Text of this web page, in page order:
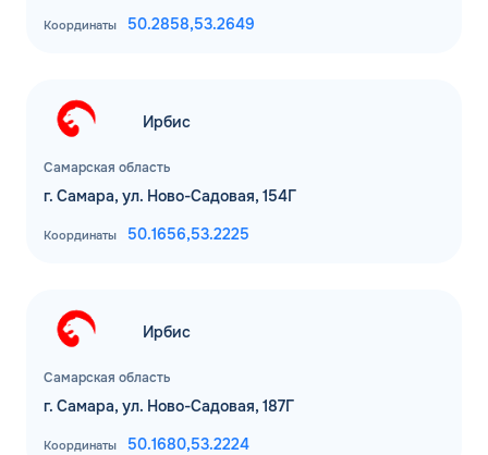
Координаты 50.2858,53.2649
Самарская область
Ирбис
г. Самара, ул. Ново-Садовая, 154Г
Координаты 50.1656,53.2225
Самарская область
Ирбис
г. Самара, ул. Ново-Садовая, 187Г
Координаты 50.1680,53.2224